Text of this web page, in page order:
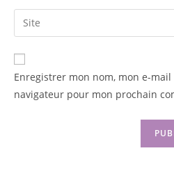
Enregistrer mon nom, mon e-
navigateur pour mon prochain